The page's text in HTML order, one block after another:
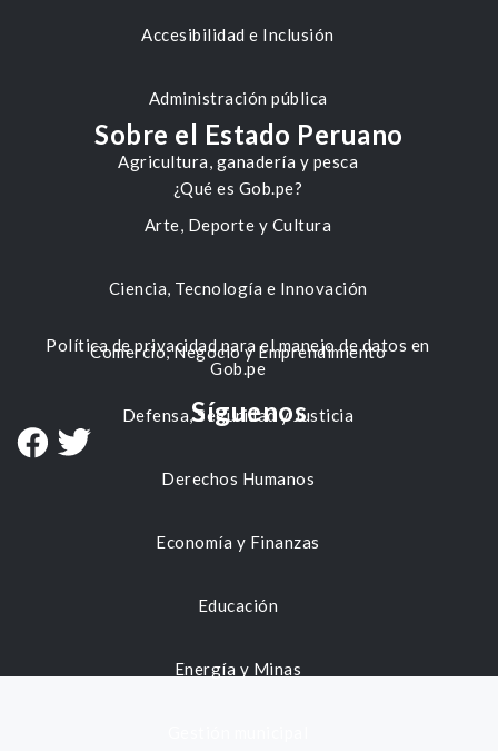
Accesibilidad e Inclusión
Administración pública
Agricultura, ganadería y pesca
Arte, Deporte y Cultura
Ciencia, Tecnología e Innovación
Comercio, Negocio y Emprendimiento
Defensa, Seguridad y Justicia
Derechos Humanos
Economía y Finanzas
Educación
Energía y Minas
Sobre el Estado Peruano
¿Qué es Gob.pe?
Política de privacidad para el manejo de datos en
Gob.pe
Síguenos